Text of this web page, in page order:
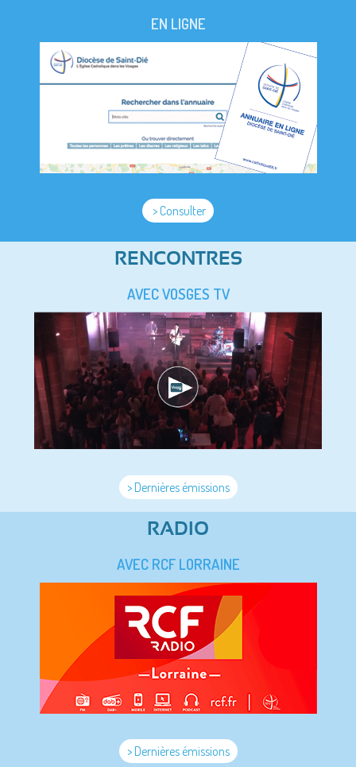
EN LIGNE
> Consulter
RENCONTRES
AVEC VOSGES TV
> Dernières émissions
RADIO
AVEC RCF LORRAINE
> Dernières émissions